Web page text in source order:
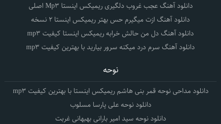
دانلود آهنگ عجب غروب دلگیری ریمیکس اینستا Mp3 اصلی
دانلود آهنگ ازت میگیرم حس بهتر ریمیکس اینستا 2 نسخه
دانلود آهنگ دل من حالش خرابه ریمیکس اینستا کیفیت mp3
دانلود آهنگ سرم درد میکنه سرور بیارید با بهترین کیفیت mp3
نوحه
دانلود مداحی نوحه قمر بنی هاشم ریمیکس اینستا با بهترین کیفیت mp3
دانلود نوحه علی پارسا مسلوب
دانلود نوحه سید امیر بارانی بهبهانی غربت